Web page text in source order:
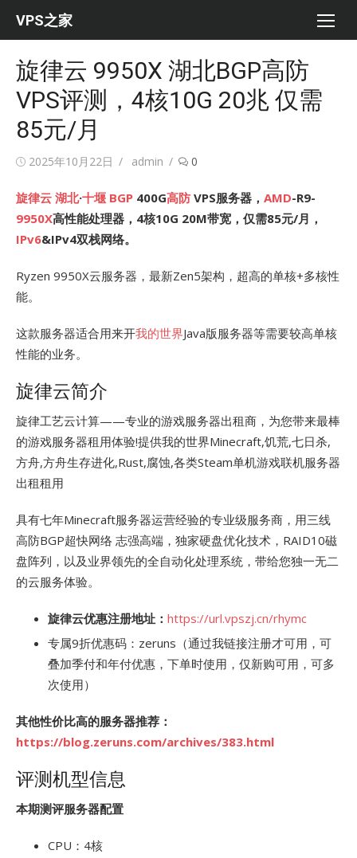
VPS之家
旋律云 9950X 湖北BGP高防
VPS评测，4核10G 20兆 仅需
85元/月
Posted
2025年10月22日 Author
admin 0
旋律云 湖北·十堰 BGP 400G高防 VPS服务器， AMD-R9-
9950X高性能处理器，4核10G 20M带宽，仅需85元/月，
IPv6&IPv4双栈网络。
Ryzen 9950X云服务器，最新Zen5架构，超高的单核+多核性
能。
这款服务器适合用来开我的世界Java版服务器等需要较高单核
性能的业务。
旋律云简介
旋律工艺云计算——专业的游戏服务器出租商，为您带来最棒
的游戏服务器租用体验!提供我的世界Minecraft,饥荒,七日杀,
方舟,方舟生存进化,Rust,腐蚀,各类Steam单机游戏联机服务器
出租租用
具有七年Minecraft服务器运营经验的专业级服务商，用三线
高防BGP超快网络 志强高端，独家硬盘优化技术，RAID10磁
盘阵列，以及业界领先的全自动化处理系统，带给您独一无二
的云服务体验。
旋律云优惠注册地址： https://url.vpszj.cn/rhymc
专属9折优惠码：zeruns（通过我链接注册才可用，可
叠加季付和年付优惠，下单时使用，仅新购可用，可多
次使用）
其他性价比高的服务器推荐：
https://blog.zeruns.com/archives/383.html
评测机型信息
本期测评服务器配置
CPU：4核